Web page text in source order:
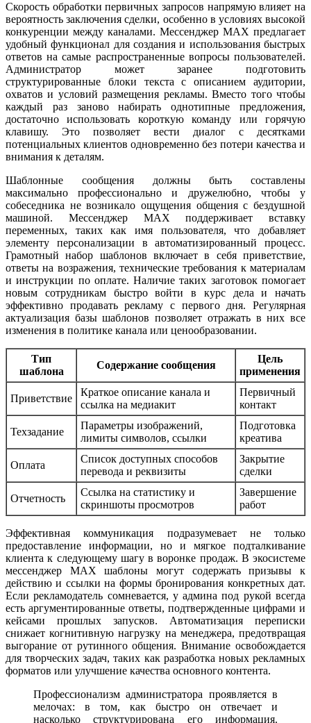
Скорость обработки первичных запросов напрямую влияет на
вероятность заключения сделки, особенно в условиях высокой
конкуренции между каналами. Мессенджер MAX предлагает
удобный функционал для создания и использования быстрых
ответов на самые распространенные вопросы пользователей.
Администратор может заранее подготовить
структурированные блоки текста с описанием аудитории,
охватов и условий размещения рекламы. Вместо того чтобы
каждый раз заново набирать однотипные предложения,
достаточно использовать короткую команду или горячую
клавишу. Это позволяет вести диалог с десятками
потенциальных клиентов одновременно без потери качества и
внимания к деталям.
Шаблонные сообщения должны быть составлены
максимально профессионально и дружелюбно, чтобы у
собеседника не возникало ощущения общения с бездушной
машиной. Мессенджер MAX поддерживает вставку
переменных, таких как имя пользователя, что добавляет
элементу персонализации в автоматизированный процесс.
Грамотный набор шаблонов включает в себя приветствие,
ответы на возражения, технические требования к материалам
и инструкции по оплате. Наличие таких заготовок помогает
новым сотрудникам быстро войти в курс дела и начать
эффективно продавать рекламу с первого дня. Регулярная
актуализация базы шаблонов позволяет отражать в них все
изменения в политике канала или ценообразовании.
Тип
шаблона
Содержание сообщения
Цель
применения
Приветствие
Краткое описание канала и
ссылка на медиакит
Первичный
контакт
Техзадание
Параметры изображений,
лимиты символов, ссылки
Подготовка
креатива
Оплата
Список доступных способов
перевода и реквизиты
Закрытие
сделки
Отчетность
Ссылка на статистику и
скриншоты просмотров
Завершение
работ
Эффективная коммуникация подразумевает не только
предоставление информации, но и мягкое подталкивание
клиента к следующему шагу в воронке продаж. В экосистеме
мессенджер MAX шаблоны могут содержать призывы к
действию и ссылки на формы бронирования конкретных дат.
Если рекламодатель сомневается, у админа под рукой всегда
есть аргументированные ответы, подтвержденные цифрами и
кейсами прошлых запусков. Автоматизация переписки
снижает когнитивную нагрузку на менеджера, предотвращая
выгорание от рутинного общения. Внимание освобождается
для творческих задач, таких как разработка новых рекламных
форматов или улучшение качества основного контента.
Профессионализм администратора проявляется в
мелочах: в том, как быстро он отвечает и
насколько структурирована его информация.